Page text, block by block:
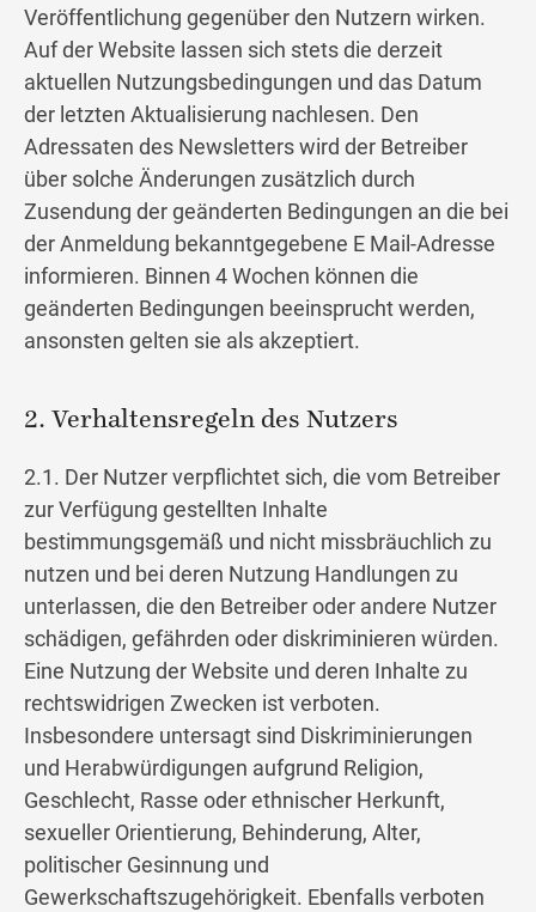
Veröffentlichung gegenüber den Nutzern wirken.
Auf der Website lassen sich stets die derzeit
aktuellen Nutzungsbedingungen und das Datum
der letzten Aktualisierung nachlesen. Den
Adressaten des Newsletters wird der Betreiber
über solche Änderungen zusätzlich durch
Zusendung der geänderten Bedingungen an die bei
der Anmeldung bekanntgegebene E Mail-Adresse
informieren. Binnen 4 Wochen können die
geänderten Bedingungen beeinsprucht werden,
ansonsten gelten sie als akzeptiert.
2. Verhaltensregeln des Nutzers
2.1. Der Nutzer verpflichtet sich, die vom Betreiber
zur Verfügung gestellten Inhalte
bestimmungsgemäß und nicht missbräuchlich zu
nutzen und bei deren Nutzung Handlungen zu
unterlassen, die den Betreiber oder andere Nutzer
schädigen, gefährden oder diskriminieren würden.
Eine Nutzung der Website und deren Inhalte zu
rechtswidrigen Zwecken ist verboten.
Insbesondere untersagt sind Diskriminierungen
und Herabwürdigungen aufgrund Religion,
Geschlecht, Rasse oder ethnischer Herkunft,
sexueller Orientierung, Behinderung, Alter,
politischer Gesinnung und
Gewerkschaftszugehörigkeit. Ebenfalls verboten